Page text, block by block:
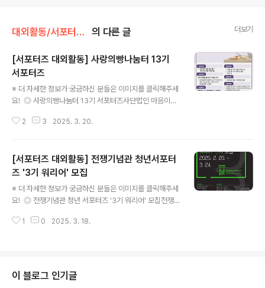
대외활동/서포터즈 • 기자단 의 다른 글 더보기
[서포터즈 대외활동] 사랑의빵나눔터 13기
서포터즈
※ 더 자세한 정보가 궁금하신 분들은 이미지를 클릭해주세
요! ◎ 사랑의빵나눔터 13기 서포터즈사단법인 마음이예
집 ◎ 모집 대상제과,제빵 지식이 없어도 봉사활동에 열정
4월 ~ 2026년 2월 ◎ 합격자 발표2025년 04월 02일
수요일 (개별 문자 또는 홈페이지 및 SNS 공지) ◎ 발대식
2025년 4월 5일 토요일 (무단 불참자는 모집 선발에 제
외가 됩니다.) ◎ 활동내용- 사랑의빵나눔 : 제빵 봉사 및
농촌봉사활동 등- 생활 편의 지원 : 사무보조 등- 홍보..
2 3 2025. 3. 20.
[서포터즈 대외활동] 전쟁기념관 청년서포터
즈 '3기 워리어' 모집
※ 더 자세한 정보가 궁금하신 분들은 이미지를 클릭해주세
요! ◎ 전쟁기념관 청년 서포터즈 '3기 워리어' 모집전쟁
민국 청년(만18세-39세) ◎ 선발일정접수 : 2025.2.20.
사 참여- 워리어 라운지X토크> 기획, 참여- 홍보콘텐츠(영
상)제작, 발전 정책 발굴- 전적지답사(2회)- 월간 '전쟁기
1 0 2025. 3. 18.
이 블로그 인기글